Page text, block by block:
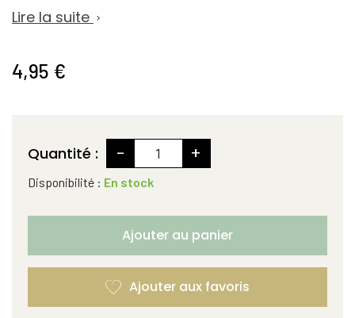
Lire la suite 
4,95 €
Quantité : - +
Disponibilité : En stock
Ajouter au panier